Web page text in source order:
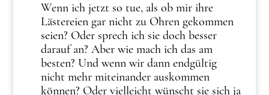
Wenn ich jetzt so tue, als ob mir ihre
Lästereien gar nicht zu Ohren gekommen
seien? Oder sprech ich sie doch besser
darauf an? Aber wie mach ich das am
besten? Und wenn wir dann endgültig
nicht mehr miteinander auskommen
können? Oder vielleicht wünscht sie sich ja